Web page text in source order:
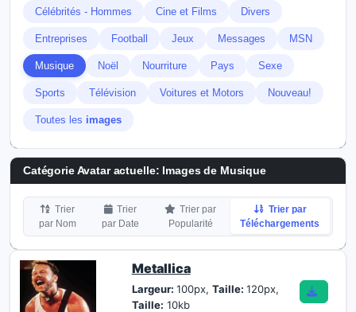
Célébrités - Hommes Cine et Films Divers
Entreprises Football Jeux Messages MSN
Musique Noël Nourriture Pays Sexe
Sports Télévision Voitures et Motors Nouveau!
Toutes les images
Catégorie Avatar actuelle: Images de Musique
Trier
par Nom
Trier
par Date
Trier par
Popularité
Trier par
Téléchargements
Metallica
Largeur: 100px, Taille: 120px,
Taille: 10kb